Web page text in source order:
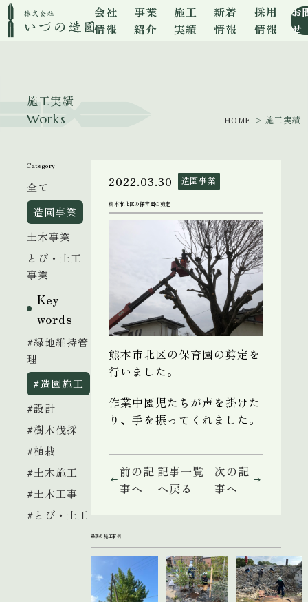
会社
情報
事業
紹介
施工
実績
新着
情報
採用
情報
お
せ
施工実績
Works HOME > 施工実績
Category
全て
造園事業
土木事業
とび・土工
事業
Key
words
#緑地維持管
理
#造園施工
#設計
#樹木伐採
#植栽
#土木施工
#土木工事
#とび・土工
2022.03.30 造園事業
熊本市北区の保育園の剪定
熊本市北区の保育園の剪定を
行いました。
作業中園児たちが声を掛けた
り、手を振ってくれました。
前の記
事へ
記事一覧
へ戻る
次の記
事へ
最新の施工事例